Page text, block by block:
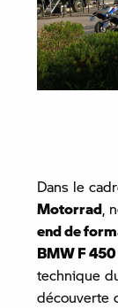
Dans le
Motorrad,
end de
BMW F 450
technique
découverte